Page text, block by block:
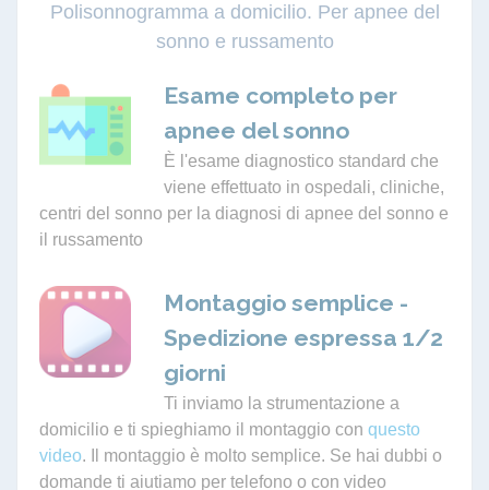
Polisonnogramma a domicilio. Per apnee del
sonno e russamento
Esame completo per
apnee del sonno
È l'esame diagnostico standard che
viene effettuato in ospedali, cliniche,
centri del sonno per la diagnosi di apnee del sonno e
il russamento
Montaggio semplice -
Spedizione espressa 1/2
giorni
Ti inviamo la strumentazione a
domicilio e ti spieghiamo il montaggio con questo
video. Il montaggio è molto semplice. Se hai dubbi o
domande ti aiutiamo per telefono o con video